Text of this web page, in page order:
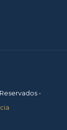
-